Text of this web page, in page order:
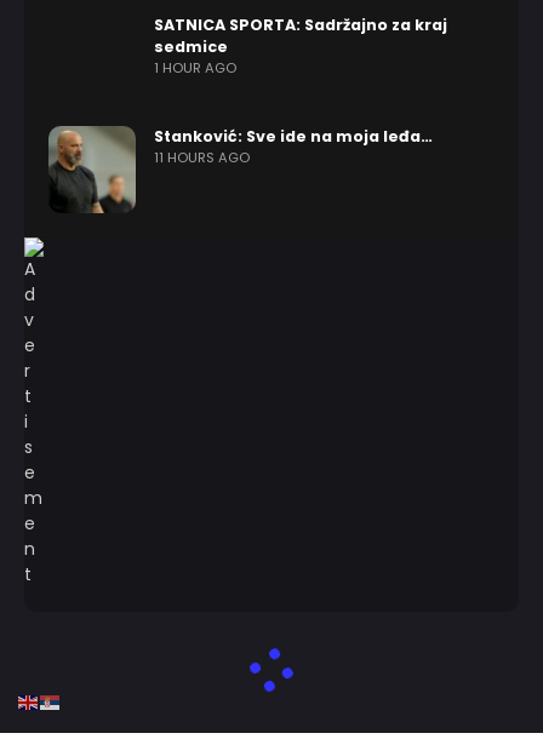
SATNICA SPORTA: Sadržajno za kraj
sedmice
1 HOUR AGO
Stanković: Sve ide na moja leđa…
11 HOURS AGO